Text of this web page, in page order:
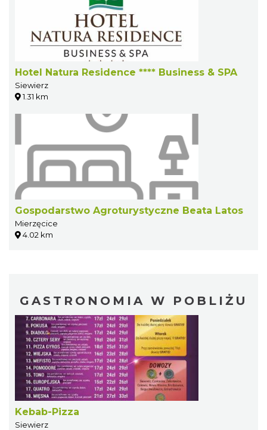
Hotel Natura Residence **** Business & SPA
Siewierz
1.31 km
Gospodarstwo Agroturystyczne Beata Latos
Mierzęcice
4.02 km
GASTRONOMIA W POBLIŻU
Kebab-Pizza
Siewierz